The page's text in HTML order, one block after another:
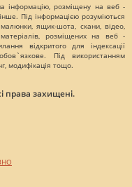
інформацію, розміщену на веб -
Під інформацією розуміються
ящик-шота, скани, відео,
розміщених на веб -
відкритого для індексації
Під використанням
модифікація тощо.
права захищені.